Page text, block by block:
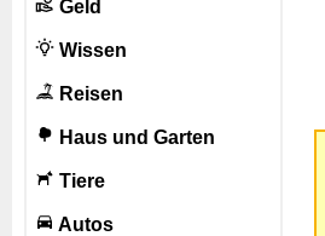
Geld
Wissen
Reisen
Haus und Garten
Tiere
Autos